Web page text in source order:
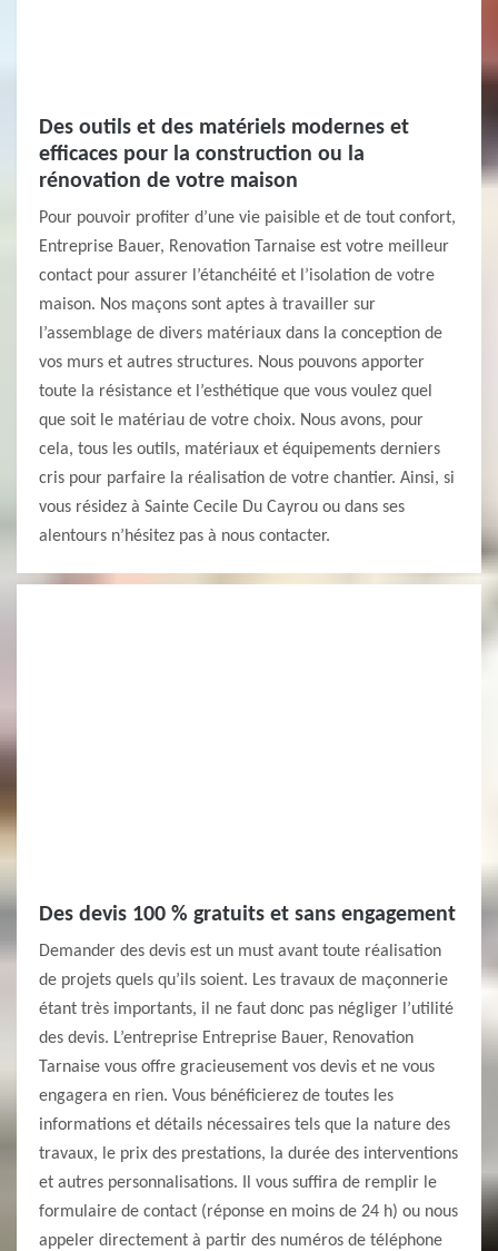
Des outils et des matériels modernes et
efficaces pour la construction ou la
rénovation de votre maison
Pour pouvoir profiter d’une vie paisible et de tout confort,
Entreprise Bauer, Renovation Tarnaise est votre meilleur
contact pour assurer l’étanchéité et l’isolation de votre
maison. Nos maçons sont aptes à travailler sur
l’assemblage de divers matériaux dans la conception de
vos murs et autres structures. Nous pouvons apporter
toute la résistance et l’esthétique que vous voulez quel
que soit le matériau de votre choix. Nous avons, pour
cela, tous les outils, matériaux et équipements derniers
cris pour parfaire la réalisation de votre chantier. Ainsi, si
vous résidez à Sainte Cecile Du Cayrou ou dans ses
alentours n’hésitez pas à nous contacter.
Des devis 100 % gratuits et sans engagement
Demander des devis est un must avant toute réalisation
de projets quels qu’ils soient. Les travaux de maçonnerie
étant très importants, il ne faut donc pas négliger l’utilité
des devis. L’entreprise Entreprise Bauer, Renovation
Tarnaise vous offre gracieusement vos devis et ne vous
engagera en rien. Vous bénéficierez de toutes les
informations et détails nécessaires tels que la nature des
travaux, le prix des prestations, la durée des interventions
et autres personnalisations. Il vous suffira de remplir le
formulaire de contact (réponse en moins de 24 h) ou nous
appeler directement à partir des numéros de téléphone